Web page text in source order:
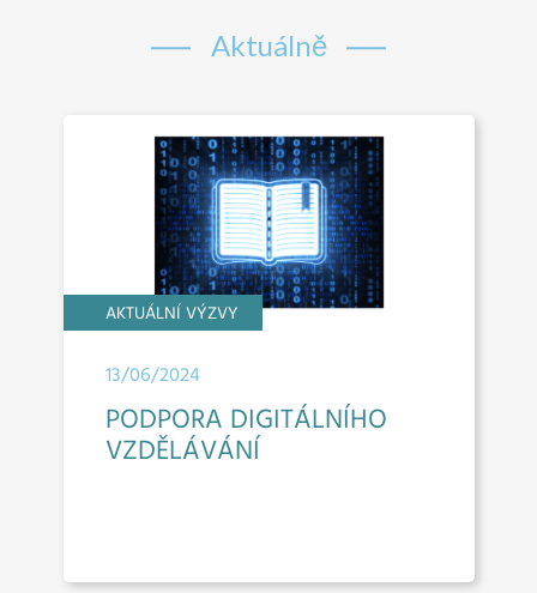
Aktuálně
AKTUÁLNÍ VÝZVY
13/06/2024
PODPORA DIGITÁLNÍHO
VZDĚLÁVÁNÍ